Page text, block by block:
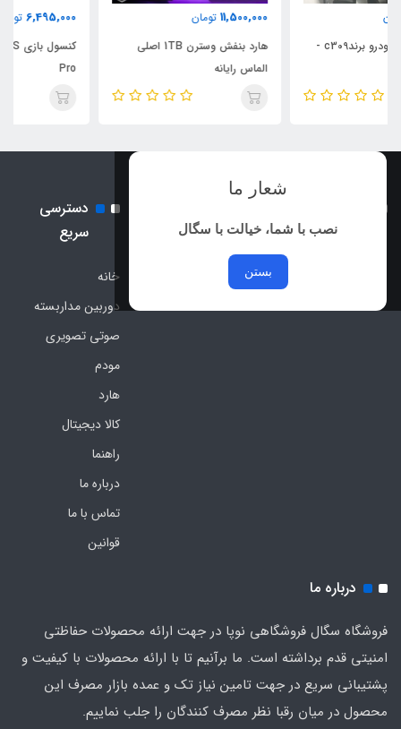
هارد بنفش وسترن 1TB اصلی
کنسول بازی Game Stick GSS
شعار ما
نصب با شما، خیالت با سگال
بستن
ساماندهی
دسترسی
سریع
خانه
دوربین مداربسته
صوتی تصویری
مودم
هارد
کالا دیجیتال
راهنما
درباره ما
تماس با ما
قوانین
درباره ما
فروشگاه سگال فروشگاهی نوپا در جهت ارائه محصولات حفاظتی
امنیتی قدم برداشته است. ما برآنیم تا با ارائه محصولات با کیفیت و
پشتیبانی سریع در جهت تامین نیاز تک و عمده بازار مصرف این
محصول در میان رقبا نظر مصرف کنندگان را جلب نماییم.